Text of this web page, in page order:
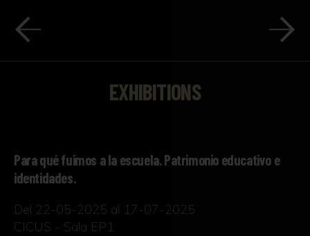
EXHIBITIONS
Para qué fuimos a la escuela. Patrimonio educativo e
identidades.
Del 22-05-2025 al 17-07-2025
CICUS - Sala EP1